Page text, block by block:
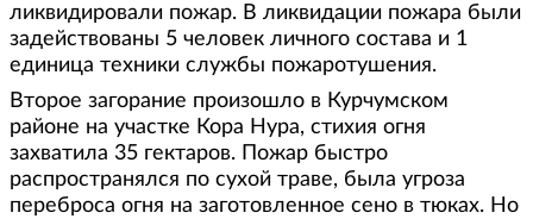
ликвидировали пожар. В ликвидации пожара были
задействованы 5 человек личного состава и 1
единица техники службы пожаротушения.
Второе загорание произошло в Курчумском
районе на участке Кора Нура, стихия огня
захватила 35 гектаров. Пожар быстро
распространялся по сухой траве, была угроза
переброса огня на заготовленное сено в тюках. Но